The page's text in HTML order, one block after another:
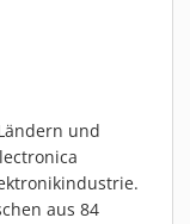
und
aus 84